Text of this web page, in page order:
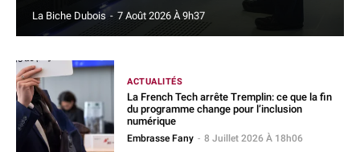
La Biche Dubois - 7 Août 2026 À 9h37
ACTUALITÉS
La French Tech arrête Tremplin: ce que la fin
du programme change pour l’inclusion
numérique
Embrasse Fany - 8 Juillet 2026 À 18h06